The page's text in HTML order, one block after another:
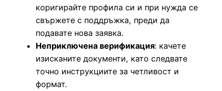
коригирайте профила си и при нужда се
свържете с поддръжка, преди да
подавате нова заявка.
Неприключена верификация: качете
изисканите документи, като следвате
точно инструкциите за четливост и
формат.